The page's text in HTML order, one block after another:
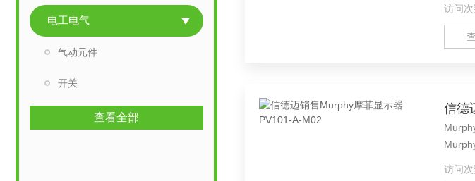
电工电气
气动元件
开关
查看全部
访问次
信德
访问次